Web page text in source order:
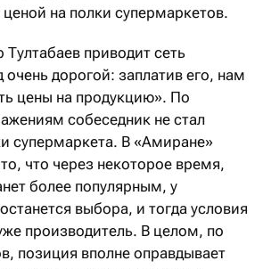
на полки супермаркетов.
приводит сеть
дорогой: заплатив его, нам
цены на продукцию». По
собеседник не стал
супермаркета. В «Амиране»
что через некоторое время,
более популярным, у
выбора, и тогда условия
производитель. В целом, по
позиция вполне оправдывает